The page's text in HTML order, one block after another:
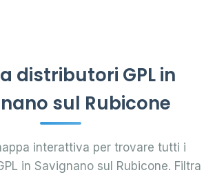
distributori GPL in
sul Rubicone
interattiva per trovare tutti i
in Savignano sul Rubicone. Filtra